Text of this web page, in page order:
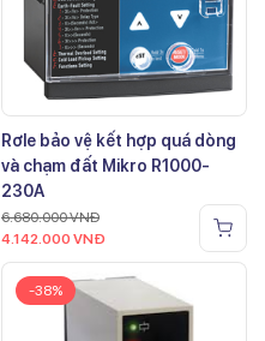
Rơle bảo vệ kết hợp quá dòng
và chạm đất Mikro R1000-
230A
6.680.000VNĐ
4.142.000 VNĐ
-38%